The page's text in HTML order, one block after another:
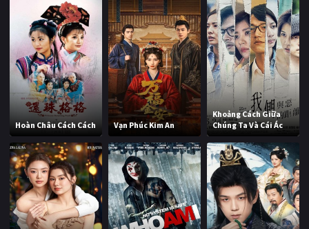
Hoàn Châu Cách Cách Vạn Phúc Kim An
Khoảng Cách Giữa
Chúng Ta Và Cái Ác